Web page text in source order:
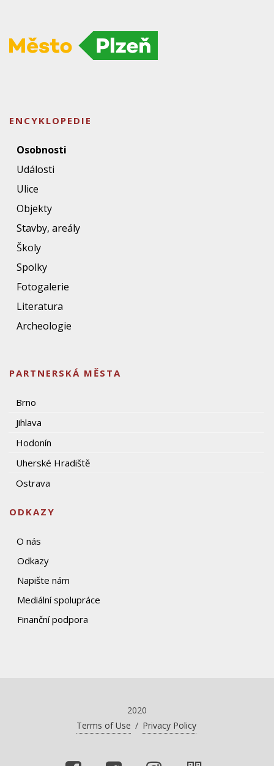
ENCYKLOPEDIE
Osobnosti
Události
Ulice
Objekty
Stavby, areály
Školy
Spolky
Fotogalerie
Literatura
Archeologie
PARTNERSKÁ MĚSTA
Brno
Jihlava
Hodonín
Uherské Hradiště
Ostrava
ODKAZY
O nás
Odkazy
Napište nám
Mediální spolupráce
Finanční podpora
2020
Terms of Use / Privacy Policy